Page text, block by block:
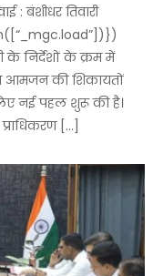
: बंशीधर तिवारी
के निर्देशों के क्रम में
ने आमजन की शिकायतों
नई पहल शुरू की है।
[…]